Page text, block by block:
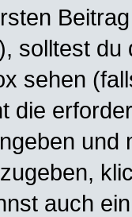
solltest
sehen
die
und
auch